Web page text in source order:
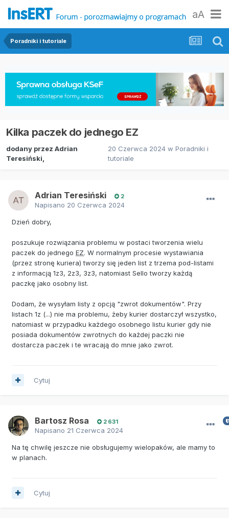
aA
Poradniki i tutoriale
Kilka paczek do jednego EZ
dodany przez Adrian
Teresiński
20 Czerwca 2024 wPoradniki i
tutoriale
Adrian Teresiński 2
Napisano 20 Czerwca 2024
Dzień dobry,
poszukuje rozwiązania problemu w postaci tworzenia wielu
paczek do jednego EZ. W normalnym procesie wystawiania
(przez stronę kuriera) tworzy się jeden list z trzema pod-listami
z informacją 1z3, 2z3, 3z3, natomiast Sello tworzy każdą
paczkę jako osobny list.
Dodam, że wysyłam listy z opcją "zwrot dokumentów". Przy
listach 1z (...) nie ma problemu, żeby kurier dostarczył wszystko,
natomiast w przypadku każdego osobnego listu kurier gdy nie
posiada dokumentów zwrotnych do każdej paczki nie
dostarcza paczek i te wracają do mnie jako zwrot.
Cytuj
Bartosz Rosa 2 631
Napisano 21 Czerwca 2024
Na tę chwilę jeszcze nie obsługujemy wielopaków, ale mamy to
w planach.
Cytuj